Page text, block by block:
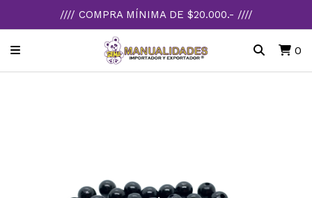
//// COMPRA MÍNIMA DE $20.000.- ////
0